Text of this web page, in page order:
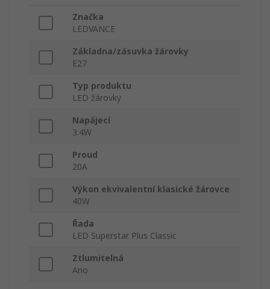
Značka
LEDVANCE
Základna/zásuvka žárovky
E27
Typ produktu
LED žárovky
Napájecí
3.4W
Proud
20A
Výkon ekvivalentní klasické žárovce
40W
Řada
LED Superstar Plus Classic
Ztlumitelná
Ano